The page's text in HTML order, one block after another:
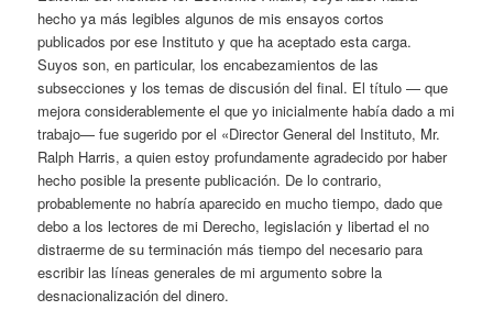
hecho ya más legibles algunos de mis ensayos cortos
publicados por ese Instituto y que ha aceptado esta carga.
Suyos son, en particular, los encabezamientos de las
subsecciones y los temas de discusión del final. El título — que
mejora considerablemente el que yo inicialmente había dado a mi
trabajo— fue sugerido por el «Director General del Instituto, Mr.
Ralph Harris, a quien estoy profundamente agradecido por haber
hecho posible la presente publicación. De lo contrario,
probablemente no habría aparecido en mucho tiempo, dado que
debo a los lectores de mi Derecho, legislación y libertad el no
distraerme de su terminación más tiempo del necesario para
escribir las líneas generales de mi argumento sobre la
desnacionalización del dinero.